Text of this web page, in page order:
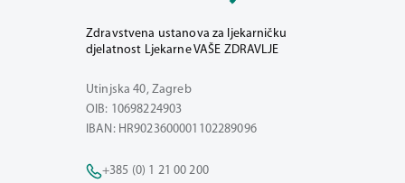
Zdravstvena ustanova za ljekarničku
djelatnost Ljekarne VAŠE ZDRAVLJE
Utinjska 40, Zagreb
OIB: 10698224903
IBAN: HR9023600001102289096
+385 (0) 1 21 00 200